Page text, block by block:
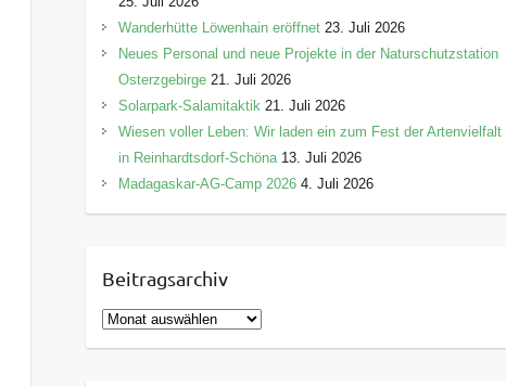
Wanderhütte Löwenhain eröffnet 23. Juli 2026
Neues Personal und neue Projekte in der Naturschutzstation
Osterzgebirge 21. Juli 2026
Solarpark-Salamitaktik 21. Juli 2026
Wiesen voller Leben: Wir laden ein zum Fest der Artenvielfalt
in Reinhardtsdorf-Schöna 13. Juli 2026
Madagaskar-AG-Camp 2026 4. Juli 2026
Beitragsarchiv
B
e